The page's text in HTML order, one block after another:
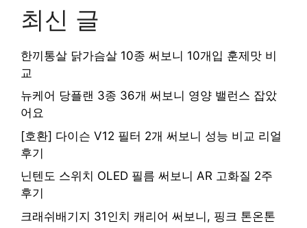
최신 글
한끼통살 닭가슴살 10종 써보니 10개입 훈제맛 비
교
뉴케어 당플랜 3종 36개 써보니 영양 밸런스 잡았
어요
[호환] 다이슨 V12 필터 2개 써보니 성능 비교 리얼
후기
닌텐도 스위치 OLED 필름 써보니 AR 고화질 2주
후기
크래쉬배기지 31인치 캐리어 써보니, 핑크 톤온톤